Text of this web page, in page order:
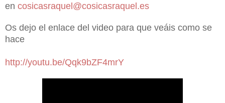
en cosicasraquel@cosicasraquel.es
Os dejo el enlace del video para que veáis como se
hace
http://youtu.be/Qqk9bZF4mrY